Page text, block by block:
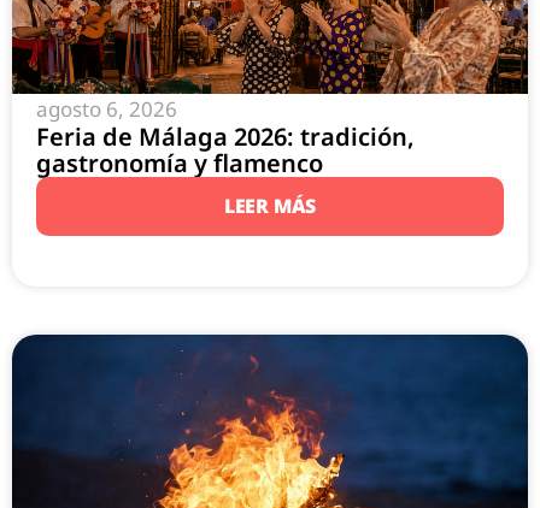
agosto 6, 2026
Feria de Málaga 2026: tradición,
gastronomía y flamenco
LEER MÁS